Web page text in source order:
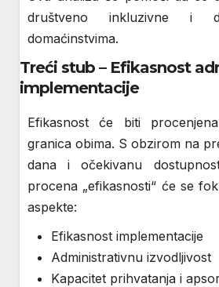
društveno inkluzivne i
domaćinstvima.
Treći stub – Efikasnost
implementacije
Efikasnost će biti
granica obima. S obzirom na
dana i očekivanu
procena „efikasnosti“ će se
aspekte:
Efikasnost implementacije
Administrativnu izvodljivost
Kapacitet prihvatanja i